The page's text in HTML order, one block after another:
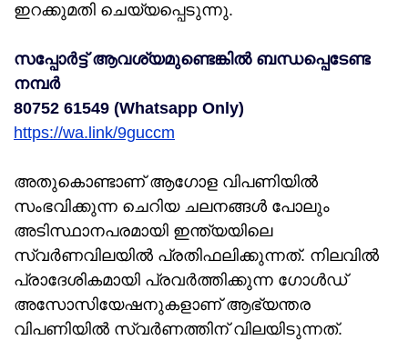
ഇറക്കുമതി ചെയ്യപ്പെടുന്നു.
സപ്പോർട്ട് ആവശ്യമുണ്ടെങ്കിൽ ബന്ധപ്പെടേണ്ട
നമ്പർ
80752 61549 (Whatsapp Only)
https://wa.link/9guccm
അതുകൊണ്ടാണ് ആഗോള വിപണിയിൽ
സംഭവിക്കുന്ന ചെറിയ ചലനങ്ങൾ പോലും
അടിസ്ഥാനപരമായി ഇന്ത്യയിലെ
സ്വർണവിലയിൽ പ്രതിഫലിക്കുന്നത്. നിലവിൽ
പ്രാദേശികമായി പ്രവർത്തിക്കുന്ന ഗോൾഡ്
അസോസിയേഷനുകളാണ് ആഭ്യന്തര
വിപണിയിൽ സ്വർണത്തിന് വിലയിടുന്നത്.